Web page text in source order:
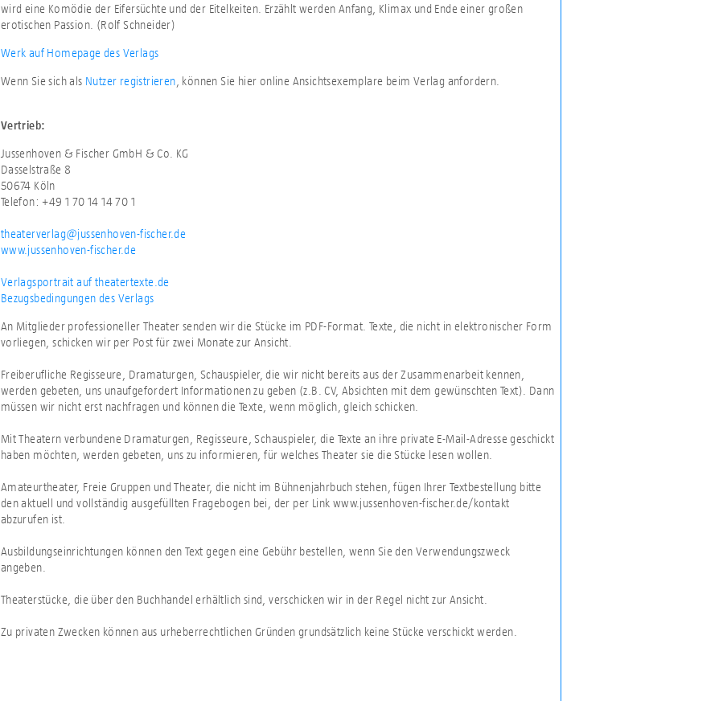
wird eine Komödie der Eifersüchte und der Eitelkeiten. Erzählt werden Anfang, Klimax und Ende einer großen
erotischen Passion. (Rolf Schneider)
Werk auf Homepage des Verlags
Wenn Sie sich als Nutzer registrieren , können Sie hier online Ansichtsexemplare beim Verlag anfordern.
Vertrieb:
Jussenhoven & Fischer GmbH & Co. KG
Dasselstraße 8
50674 Köln
Telefon: +49 1 70 14 14 70 1
theaterverlag@jussenhoven-fischer.de
www.jussenhoven-fischer.de
Verlagsportrait auf theatertexte.de
Bezugsbedingungen des Verlags
An Mitglieder professioneller Theater senden wir die Stücke im PDF-Format. Texte, die nicht in elektronischer Form
vorliegen, schicken wir per Post für zwei Monate zur Ansicht.
Freiberufliche Regisseure, Dramaturgen, Schauspieler, die wir nicht bereits aus der Zusammenarbeit kennen,
werden gebeten, uns unaufgefordert Informationen zu geben (z.B. CV, Absichten mit dem gewünschten Text). Dann
müssen wir nicht erst nachfragen und können die Texte, wenn möglich, gleich schicken.
Mit Theatern verbundene Dramaturgen, Regisseure, Schauspieler, die Texte an ihre private E-Mail-Adresse geschickt
haben möchten, werden gebeten, uns zu informieren, für welches Theater sie die Stücke lesen wollen.
Amateurtheater, Freie Gruppen und Theater, die nicht im Bühnenjahrbuch stehen, fügen Ihrer Textbestellung bitte
den aktuell und vollständig ausgefüllten Fragebogen bei, der per Link www.jussenhoven-fischer.de/kontakt
abzurufen ist.
Ausbildungseinrichtungen können den Text gegen eine Gebühr bestellen, wenn Sie den Verwendungszweck
angeben.
Theaterstücke, die über den Buchhandel erhältlich sind, verschicken wir in der Regel nicht zur Ansicht.
Zu privaten Zwecken können aus urheberrechtlichen Gründen grundsätzlich keine Stücke verschickt werden.